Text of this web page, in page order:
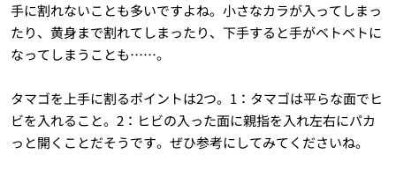
手に割れないことも多いですよね。小さなカラが入ってしまっ
たり、黄身まで割れてしまったり、下手すると手がベトベトに
なってしまうことも……。
タマゴを上手に割るポイントは2つ。1：タマゴは平らな面でヒ
ビを入れること。2：ヒビの入った面に親指を入れ左右にパカ
っと開くことだそうです。ぜひ参考にしてみてくださいね。